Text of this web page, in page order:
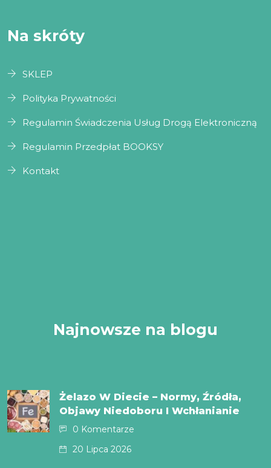
Na skróty
SKLEP
Polityka Prywatności
Regulamin Świadczenia Usług Drogą Elektroniczną
Regulamin Przedpłat BOOKSY
Kontakt
Najnowsze na blogu
Żelazo W Diecie – Normy, Źródła,
Objawy Niedoboru I Wchłanianie
0 Komentarze
20 Lipca 2026